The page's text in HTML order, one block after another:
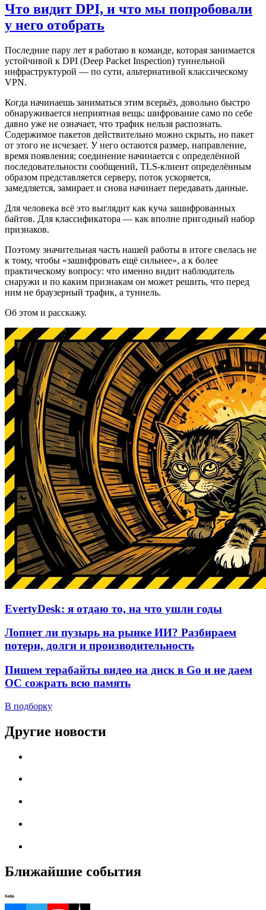
Что видит DPI, и что мы попробовали
у него отобрать
Последние пару лет я работаю в команде, которая занимается
устойчивой к DPI (Deep Packet Inspection) туннельной
инфраструктурой — по сути, альтернативой классическому
VPN.
Когда начинаешь заниматься этим всерьёз, довольно быстро
обнаруживается неприятная вещь: шифрование само по себе
давно уже не означает, что трафик нельзя распознать.
Содержимое пакетов действительно можно скрыть, но пакет
от этого не исчезает. У него остаются размер, направление,
время появления; соединение начинается с определённой
последовательности сообщений, TLS-клиент определённым
образом представляется серверу, поток ускоряется,
замедляется, замирает и снова начинает передавать данные.
Для человека всё это выглядит как куча зашифрованных
байтов. Для классификатора — как вполне пригодный набор
признаков.
Поэтому значительная часть нашей работы в итоге свелась не
к тому, чтобы «зашифровать ещё сильнее», а к более
практическому вопросу: что именно видит наблюдатель
снаружи и по каким признакам он может решить, что перед
ним не браузерный трафик, а туннель.
Об этом и расскажу.
EvertyDesk: я отдаю то, на что ушли годы
Лопнет ли пузырь на рынке ИИ? Разбираем
потери, долги и производительность
Пишем терабайты видео на диск в Go и не даем
ОС сожрать всю память
В подборку
Другие новости
Ближайшие события